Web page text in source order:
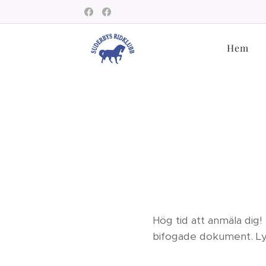
Hem
Hög tid att anmäla
bifogade dokument.